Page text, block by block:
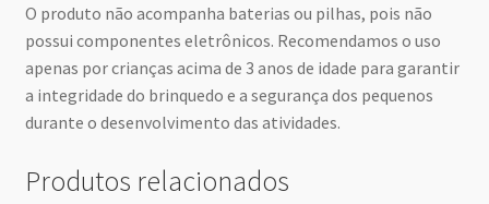
O produto não acompanha baterias ou pilhas, pois não
possui componentes eletrônicos. Recomendamos o uso
apenas por crianças acima de 3 anos de idade para garantir
a integridade do brinquedo e a segurança dos pequenos
durante o desenvolvimento das atividades.
Produtos relacionados